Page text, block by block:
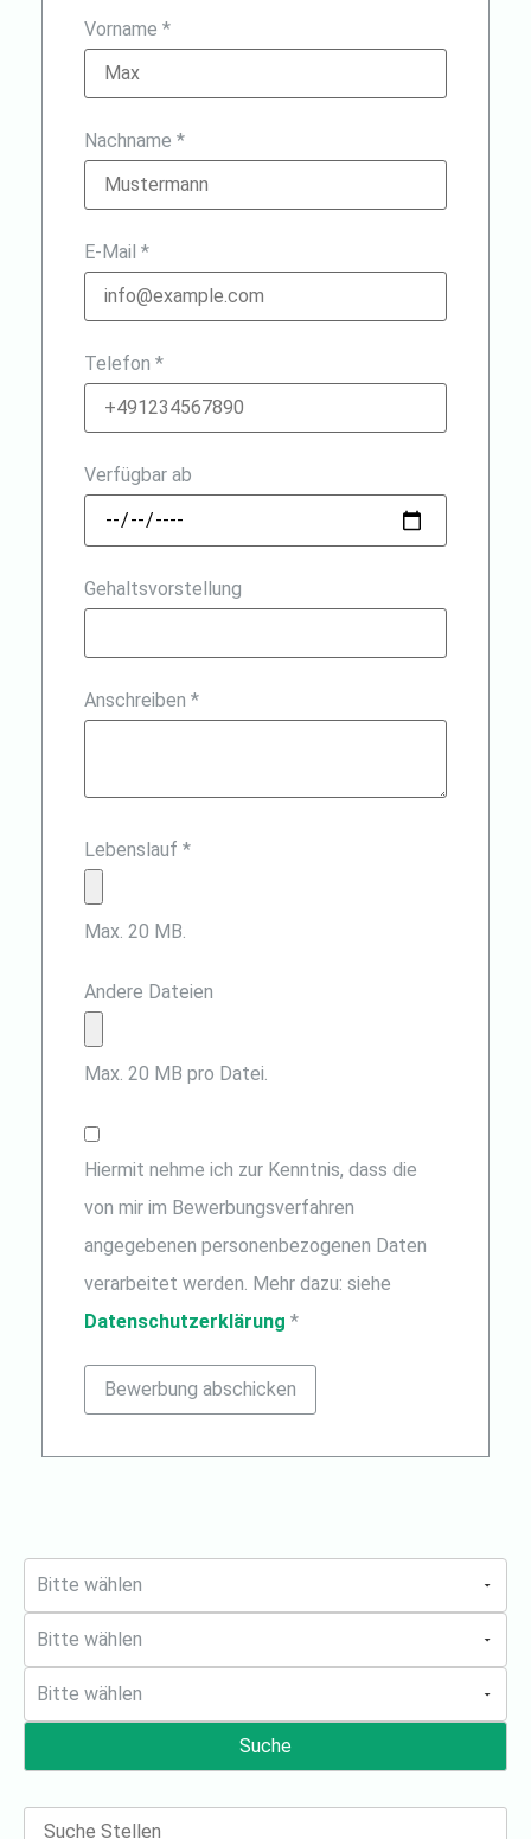
Vorname *
Nachname *
E-Mail *
Telefon *
Verfügbar ab
Gehaltsvorstellung
Anschreiben *
Lebenslauf *
Max. 20 MB.
Andere Dateien
Max. 20 MB pro Datei.
Hiermit nehme ich zur Kenntnis, dass die
von mir im Bewerbungsverfahren
angegebenen personenbezogenen Daten
verarbeitet werden. Mehr dazu: siehe
Datenschutzerklärung *
Suche